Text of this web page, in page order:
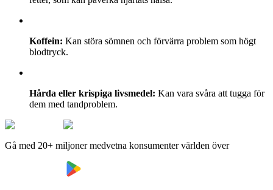
Koffein: Kan störa sömnen och förvärra problem som högt
blodtryck.
Hårda eller krispiga livsmedel: Kan vara svåra att tugga för
dem med tandproblem.
Gå med 20+ miljoner medvetna konsumenter världen över